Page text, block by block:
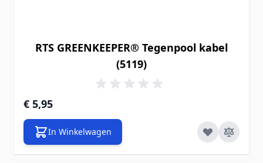
RTS GREENKEEPER® Tegenpool kabel
(5119)
€ 5,95
In Winkelwagen